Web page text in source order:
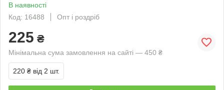
В наявності
Код: 16488
Опт і роздріб
225 ₴
Мінімальна сума замовлення на сайті — 450 ₴
220 ₴ від 2 шт.